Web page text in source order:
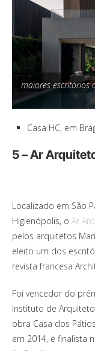
maiores escritórios
Casa HC, em
5 – Ar
Localizado em São
Higienópolis, o Ar
pelos arquitetos
eleito um dos
revista francesa
Foi vencedor do
Instituto de
obra Casa dos
em 2014, e finalista